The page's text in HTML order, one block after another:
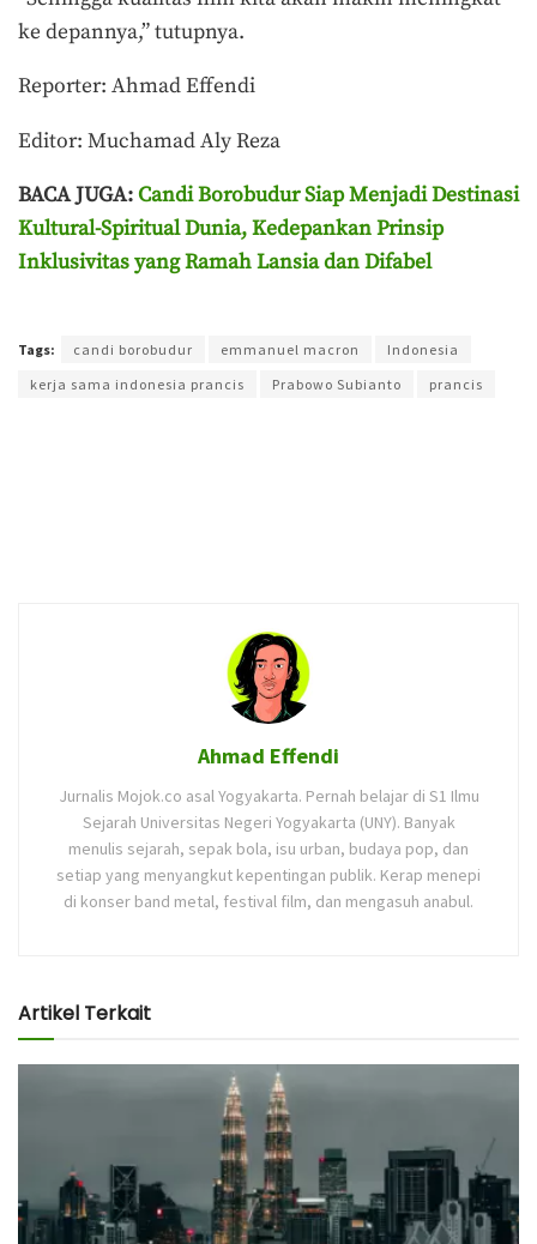
ke depannya,” tutupnya.
Reporter: Ahmad Effendi
Editor: Muchamad Aly Reza
BACA JUGA:Candi Borobudur Siap Menjadi Destinasi
Kultural-Spiritual Dunia, Kedepankan Prinsip
Inklusivitas yang Ramah Lansia dan Difabel
Tags: candi borobudur emmanuel macron
Indonesia
kerja sama indonesia prancis
Prabowo Subianto prancis
Ahmad Effendi
Jurnalis Mojok.co asal Yogyakarta. Pernah belajar di S1 Ilmu
Sejarah Universitas Negeri Yogyakarta (UNY). Banyak
menulis sejarah, sepak bola, isu urban, budaya pop, dan
setiap yang menyangkut kepentingan publik. Kerap menepi
di konser band metal, festival film, dan mengasuh anabul.
Artikel Terkait